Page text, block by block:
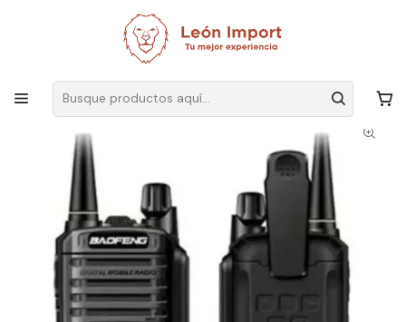
Envíos GRATIS
Audio y Video Radios
Radio Baofeng plus Radios Transmisor Walkie Talkie